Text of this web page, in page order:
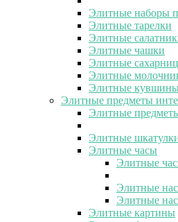
Элитные наборы
Элитные тарелки
Элитные
Элитные чашки
Элитные
Элитные
Элитные
Элитные предметы
Элитные
Элитные
Элитные часы
Элитные
Элитные
Элитные
Элитные картины